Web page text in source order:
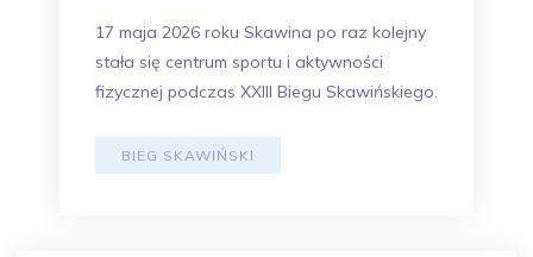
17 maja 2026 roku Skawina po raz kolejny
stała się centrum sportu i aktywności
fizycznej podczas XXIII Biegu Skawińskiego.
BIEG SKAWIŃSKI